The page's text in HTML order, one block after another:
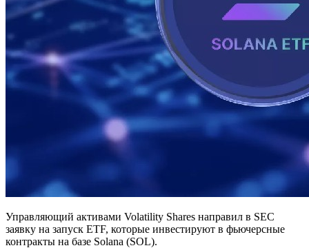
Управляющий активами Volatility Shares направил в SEC
заявку на запуск ETF, которые инвестируют в фьючерсные
контракты на базе Solana (SOL).